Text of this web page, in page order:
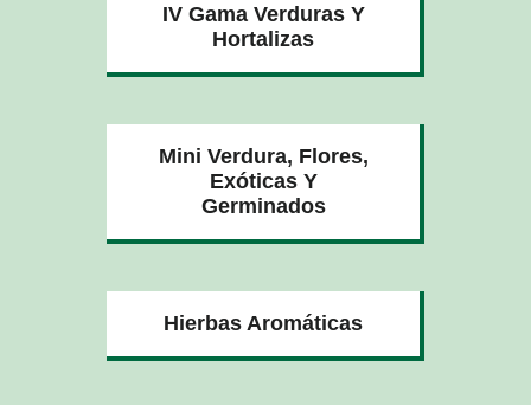
IV Gama Verduras Y
Hortalizas
Mini Verdura, Flores,
Exóticas Y
Germinados
Hierbas Aromáticas